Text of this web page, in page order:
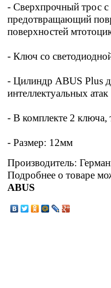
- Сверхпрочный трос с
предотвращающий
поверхностей
- Ключ со
- Цилиндр ABUS Plus
интеллектуальных атак
- В комплекте 2 ключа,
- Размер: 12мм
Производитель:
Подробнее о товаре
ABUS